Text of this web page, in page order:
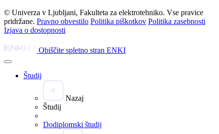
© Univerza v Ljubljani, Fakulteta za elektrotehniko. Vse pravice
pridržane. Pravno obvestilo Politika piškotkov Politika zasebnosti
Izjava o dostopnosti
Obiščite spletno stran ENKI
Študij
Nazaj
Študij
Dodiplomski študij